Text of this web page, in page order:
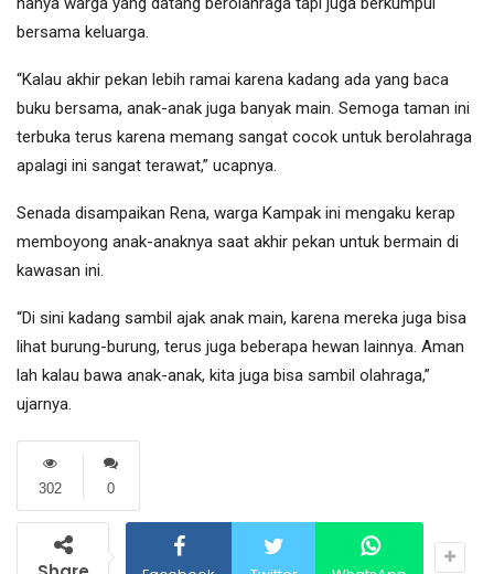
bersama keluarga.
“Kalau akhir pekan lebih ramai karena kadang ada yang baca
buku bersama, anak-anak juga banyak main. Semoga taman ini
terbuka terus karena memang sangat cocok untuk berolahraga
apalagi ini sangat terawat,” ucapnya.
Senada disampaikan Rena, warga Kampak ini mengaku kerap
memboyong anak-anaknya saat akhir pekan untuk bermain di
kawasan ini.
“Di sini kadang sambil ajak anak main, karena mereka juga bisa
lihat burung-burung, terus juga beberapa hewan lainnya. Aman
lah kalau bawa anak-anak, kita juga bisa sambil olahraga,”
ujarnya.
0
302